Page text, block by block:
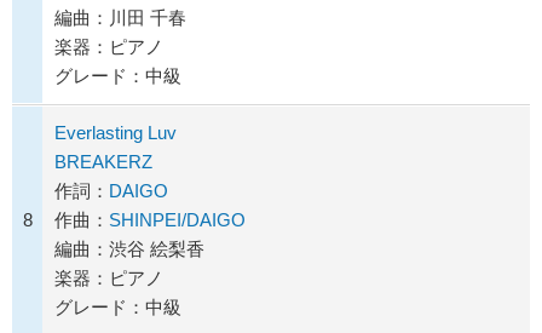
編曲：川田 千春
楽器：ピアノ
グレード：中級
8
Everlasting Luv
BREAKERZ
作詞： DAIGO
作曲： SHINPEI/DAIGO
編曲：渋谷 絵梨香
楽器：ピアノ
グレード：中級